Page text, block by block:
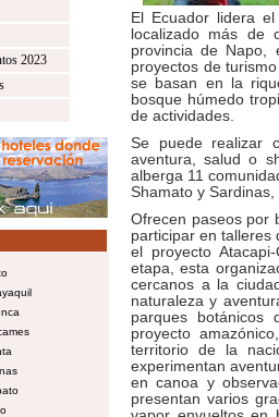
2023
El Ecuador lidera
localizado más de
provincia de Napo,
proyectos de
se basan en la
bosque húmedo
de actividades.
Se puede realizar
aventura, salud o
alberga 11
Shamato y
Ofrecen paseos por
participar en talleres
el proyecto
etapa, esta
cercanos a la
naturaleza y
parques botánicos
proyecto
territorio de la
experimentan
en canoa y
presentan varios